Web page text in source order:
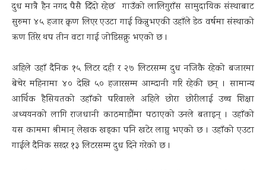
दुध मात्रै हैन नगद पैसै दिँदो रहेछ’ गाउँको लालिगुराँस सामुदायिक संस्थाबाट
सुरुमा ४५ हजार क्रृण लिएर एउटा गाई किन्नुभएकी उहाँले डेढ वर्षमा संस्थाको
ऋण तिरेर थप तीन वटा गाई जोडिसक्नु भएको छ ।
अहिले उहाँ दैनिक १५ लिटर दही र २७ लिटरसम्म दुध नजिकै रहेको बजारमा
बेचेर महिनामा ४० देखि ५० हजारसम्म आम्दानी गरि रहेकी छन् । सामान्य
आर्थिक हैसियतको उहाँको परिवारले अहिले छोरा छोरीलाई उच्च शिक्षा
अध्ययनको लागि राजधानी काठमाडौंमा पठाएको उनले बताइन् । उहाँको
यस काममा श्रीमान् लेखक खड्का पनि खटेर लाग्नु भएको छ । उहाँको एउटा
गाईले दैनिक सरदर १३ लिटरसम्म दुध दिने गरेको छ ।